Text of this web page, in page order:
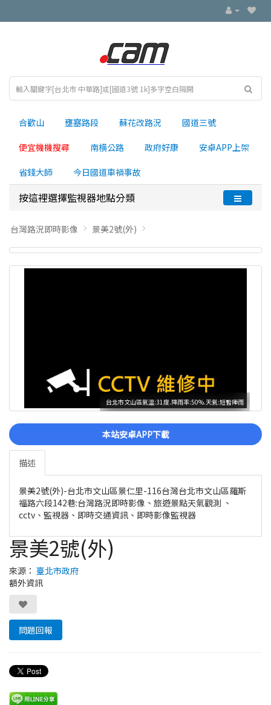
合歡山 壅塞路段 蘇花改路況 國道三號
便宜機機搜尋 南横公路 政府好康 安卓APP上架
省錢大師 今日國道車禍事故
按這裡選擇監視器地點分類
台灣路況即時影像 景美2號(外)
台北市文山區氣溫:31度.降雨率:50%.天氣:短暫陣雨
本站安卓APP下載
描述
景美2號(外)-台北市文山區景仁里-116台灣台北市文山區羅斯
福路六段142巷:台灣路況即時影像、旅遊景點天氣觀測 、
cctv、監視器、即時交通資訊、即時影像監視器
景美2號(外)
來源： 臺北市政府
額外資訊
問題回報